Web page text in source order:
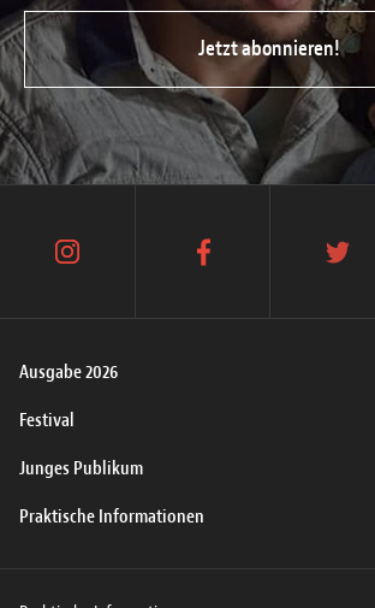
Jetzt abonnieren!
Ausgabe 2026
Festival
Junges Publikum
Praktische Informationen
instagram facebook twitter